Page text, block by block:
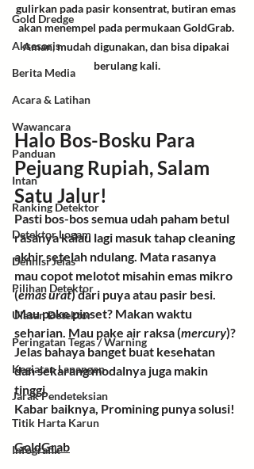
Gold Dredge
Aksesoris
Berita Media
Acara & Latihan
Wawancara
Panduan
Intan
Ranking Detektor
Detektor Logam
Definisi Jelas
Pilihan Detektor
Ulasan Detektor
Peringatan Tegas / Warning
Kegiatan Lapangan
Jarak Pendeteksian
Titik Harta Karun
Infografik
gulirkan pada pasir konsentrat, butiran emas
akan menempel pada permukaan GoldGrab.
Aman, mudah digunakan, dan bisa dipakai
berulang kali.
Halo Bos-Bosku Para
Pejuang Rupiah, Salam
Satu Jalur!
Pasti bos-bos semua udah paham betul
rasanya kalau lagi masuk tahap cleaning
akhir setelah ndulang. Mata rasanya
mau copot melotot misahin emas mikro
(emas urat) dari puya atau pasir besi.
Mau pake pinset? Makan waktu
seharian. Mau pake air raksa (mercury)?
Jelas bahaya banget buat kesehatan
dan sekarang modalnya juga makin
tinggi.
Kabar baiknya, Promining punya solusi!
GoldGrab